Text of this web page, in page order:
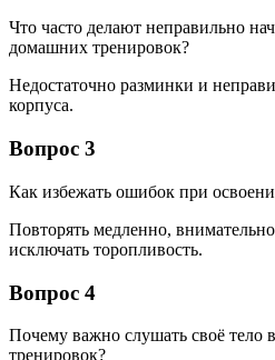
Что часто делают неправильно
домашних тренировок?
Недостаточно разминки и
корпуса.
Вопрос 3
Как избежать ошибок при
Повторять медленно,
исключать торопливость.
Вопрос 4
Почему важно слушать своё тело
тренировок?